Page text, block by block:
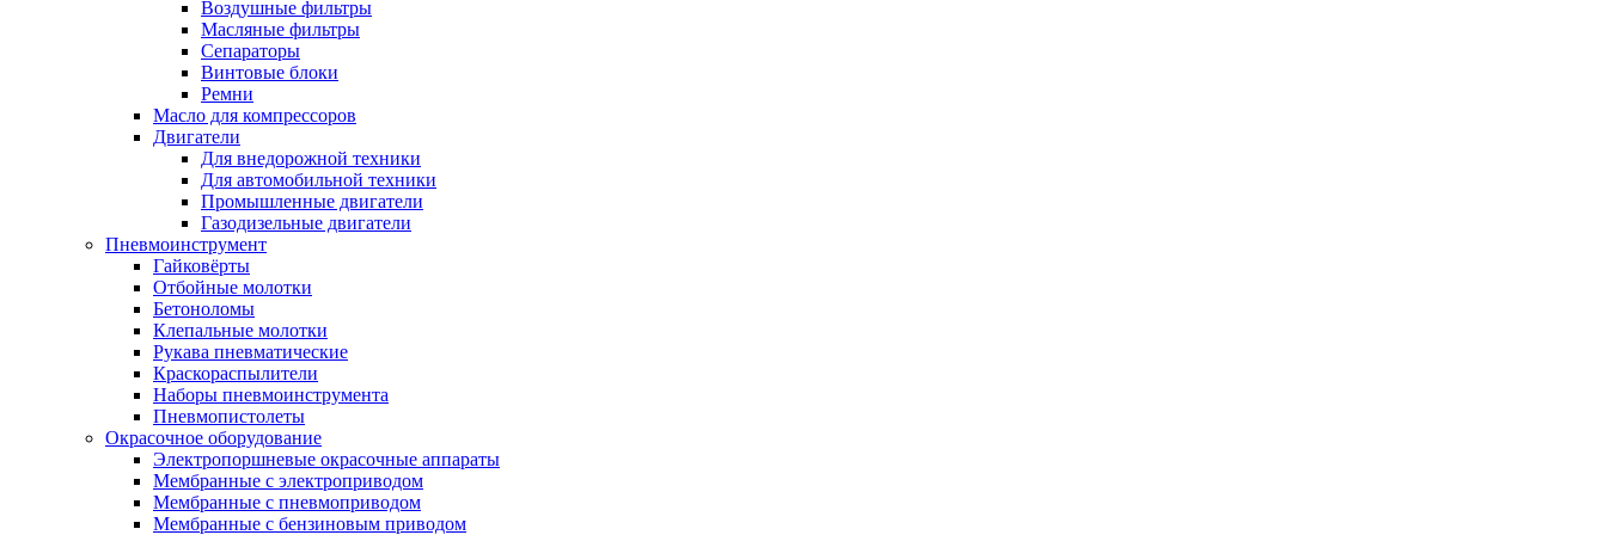
Воздушные фильтры
Масляные фильтры
Сепараторы
Винтовые блоки
Ремни
Масло для компрессоров
Двигатели
Для внедорожной техники
Для автомобильной техники
Промышленные двигатели
Газодизельные двигатели
Пневмоинструмент
Гайковёрты
Отбойные молотки
Бетоноломы
Клепальные молотки
Рукава пневматические
Краскораспылители
Наборы пневмоинструмента
Пневмопистолеты
Окрасочное оборудование
Электропоршневые окрасочные аппараты
Мембранные с электроприводом
Мембранные с пневмоприводом
Мембранные с бензиновым приводом